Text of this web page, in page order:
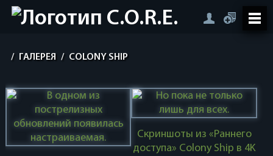
/ ГАЛЕРЕЯ / COLONY SHIP
Скриншоты из «Раннего
доступа» Colony Ship в 4K